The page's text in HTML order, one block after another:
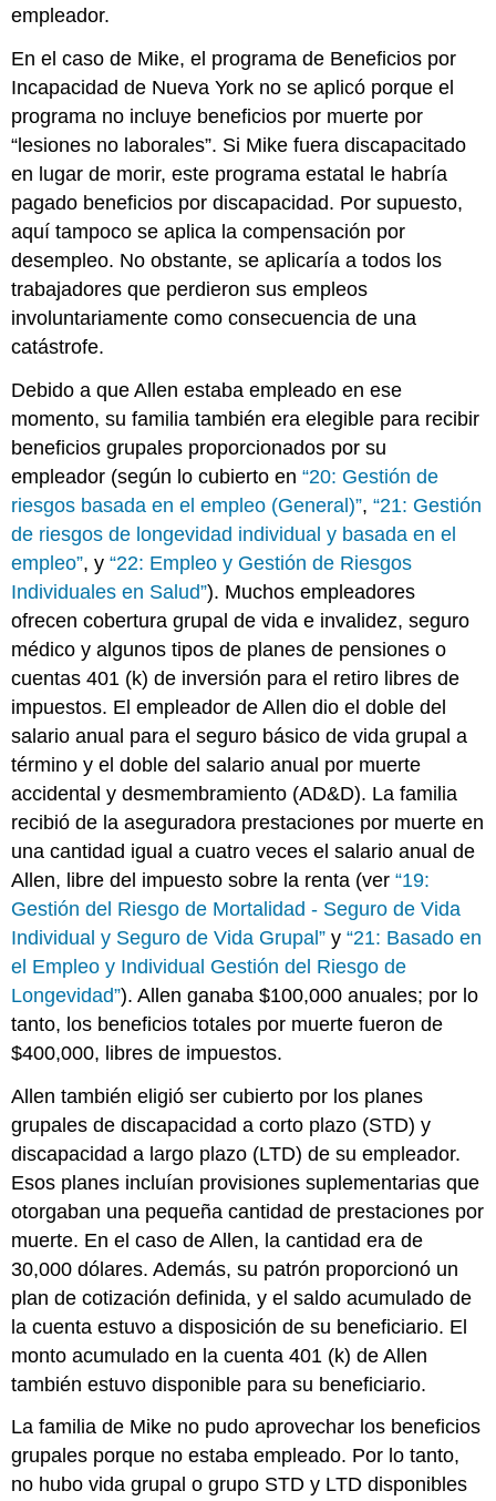
empleador.
En el caso de Mike, el programa de Beneficios por
Incapacidad de Nueva York no se aplicó porque el
programa no incluye beneficios por muerte por
“lesiones no laborales”. Si Mike fuera discapacitado
en lugar de morir, este programa estatal le habría
pagado beneficios por discapacidad. Por supuesto,
aquí tampoco se aplica la compensación por
desempleo. No obstante, se aplicaría a todos los
trabajadores que perdieron sus empleos
involuntariamente como consecuencia de una
catástrofe.
Debido a que Allen estaba empleado en ese
momento, su familia también era elegible para recibir
beneficios grupales proporcionados por su
empleador (según lo cubierto en“20: Gestión de
riesgos basada en el empleo (General)”,“21: Gestión
de riesgos de longevidad individual y basada en el
empleo”, y“22: Empleo y Gestión de Riesgos
Individuales en Salud”). Muchos empleadores
ofrecen cobertura grupal de vida e invalidez, seguro
médico y algunos tipos de planes de pensiones o
cuentas 401 (k) de inversión para el retiro libres de
impuestos. El empleador de Allen dio el doble del
salario anual para el seguro básico de vida grupal a
término y el doble del salario anual por muerte
accidental y desmembramiento (AD&D). La familia
recibió de la aseguradora prestaciones por muerte en
una cantidad igual a cuatro veces el salario anual de
Allen, libre del impuesto sobre la renta (ver“19:
Gestión del Riesgo de Mortalidad - Seguro de Vida
Individual y Seguro de Vida Grupal” y“21: Basado en
el Empleo y Individual Gestión del Riesgo de
Longevidad”). Allen ganaba $100,000 anuales; por lo
tanto, los beneficios totales por muerte fueron de
$400,000, libres de impuestos.
Allen también eligió ser cubierto por los planes
grupales de discapacidad a corto plazo (STD) y
discapacidad a largo plazo (LTD) de su empleador.
Esos planes incluían provisiones suplementarias que
otorgaban una pequeña cantidad de prestaciones por
muerte. En el caso de Allen, la cantidad era de
30,000 dólares. Además, su patrón proporcionó un
plan de cotización definida, y el saldo acumulado de
la cuenta estuvo a disposición de su beneficiario. El
monto acumulado en la cuenta 401 (k) de Allen
también estuvo disponible para su beneficiario.
La familia de Mike no pudo aprovechar los beneficios
grupales porque no estaba empleado. Por lo tanto,
no hubo vida grupal o grupo STD y LTD disponibles